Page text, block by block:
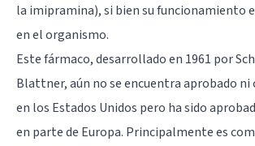
la imipramina), si bien su funcionamiento
en el organismo.
Este fármaco, desarrollado en 1961 por
Blattner, aún no se encuentra aprobado
en los Estados Unidos pero ha sido
en parte de Europa. Principalmente es